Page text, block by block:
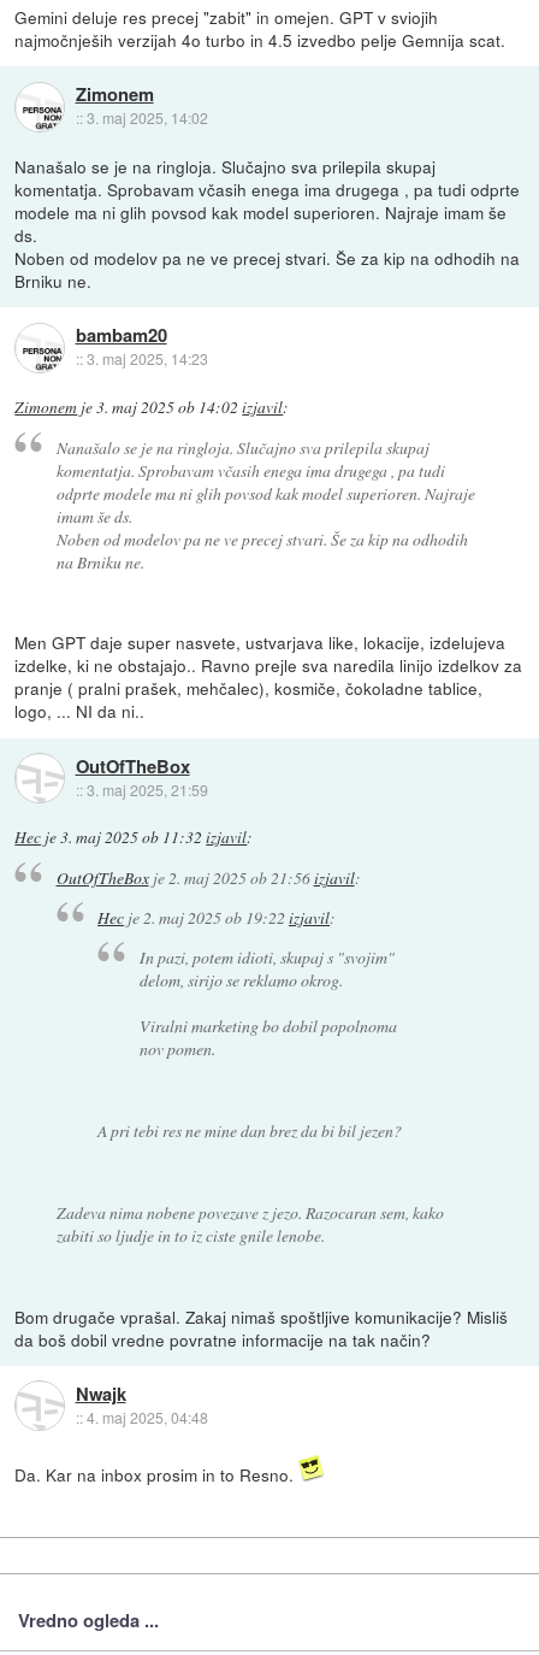
Gemini deluje res precej "zabit" in omejen. GPT v sviojih
najmočnješih verzijah 4o turbo in 4.5 izvedbo pelje Gemnija scat.
Zimonem
::3. maj 2025, 14:02
Nanašalo se je na ringloja. Slučajno sva prilepila skupaj
komentatja. Sprobavam včasih enega ima drugega , pa tudi odprte
modele ma ni glih povsod kak model superioren. Najraje imam še
ds.
Noben od modelov pa ne ve precej stvari. Še za kip na odhodih na
Brniku ne.
bambam20
::3. maj 2025, 14:23
Zimonem je3. maj 2025 ob 14:02 izjavil:
Nanašalo se je na ringloja. Slučajno sva prilepila skupaj
komentatja. Sprobavam včasih enega ima drugega , pa tudi
odprte modele ma ni glih povsod kak model superioren. Najraje
imam še ds.
Noben od modelov pa ne ve precej stvari. Še za kip na odhodih
na Brniku ne.
Men GPT daje super nasvete, ustvarjava like, lokacije, izdelujeva
izdelke, ki ne obstajajo.. Ravno prejle sva naredila linijo izdelkov za
pranje ( pralni prašek, mehčalec), kosmiče, čokoladne tablice,
logo, ... NI da ni..
OutOfTheBox
::3. maj 2025, 21:59
Hec je3. maj 2025 ob 11:32 izjavil:
OutOfTheBoxje2. maj 2025 ob 21:56izjavil:
Hec je 2. maj 2025 ob 19:22izjavil:
In pazi, potem idioti, skupaj s "svojim"
delom, sirijo se reklamo okrog.
Viralni marketing bo dobil popolnoma
nov pomen.
A pri tebi res ne mine dan brez da bi bil jezen?
Zadeva nima nobene povezave z jezo. Razocaran sem, kako
zabiti so ljudje in to iz ciste gnile lenobe.
Bom drugače vprašal. Zakaj nimaš spoštljive komunikacije? Misliš
da boš dobil vredne povratne informacije na tak način?
Nwajk
::4. maj 2025, 04:48
Da. Kar na inbox prosim in to Resno.
Vredno ogleda ...